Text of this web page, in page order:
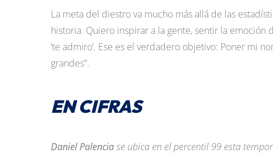
La meta del diestro va mucho más allá de las
historia. Quiero inspirar a la gente, sentir la
‘te admiro’. Ese es el verdadero objetivo: Poner mi
grandes”.
EN CIFRAS
Daniel Palenciase ubica en el percentil 99 esta